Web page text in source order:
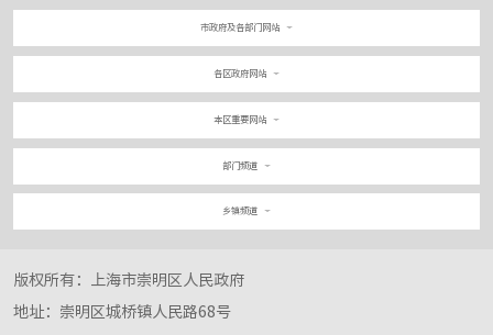
市政府及各部门网站
各区政府网站
本区重要网站
部门频道
乡镇频道
版权所有：上海市崇明区人民政府
地址：崇明区城桥镇人民路68号